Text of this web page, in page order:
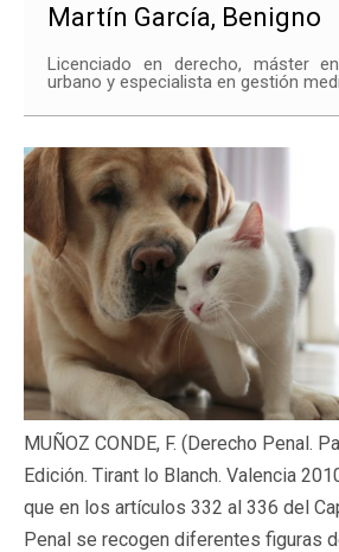
Martín García, Benigno
Licenciado en derecho, máster
urbano y especialista en gestión
MUÑOZ CONDE, F. (Derecho Penal.
Edición. Tirant lo Blanch. Valencia
que en los artículos 332 al 336 del
Penal se recogen diferentes figuras